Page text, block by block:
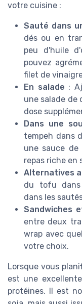
votre cuisine :
Sauté dans
dés ou en
peu d'huile
pouvez
filet de
En salade :
une salade de
dose
Dans une
tempeh dans
une sauce de
repas riche en
Alternatives
du tofu dans
dans les
Sandwiches
entre deux
wrap avec
votre choix.
Lorsque vous
est une
protéines. Il est